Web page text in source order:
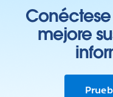
mejore